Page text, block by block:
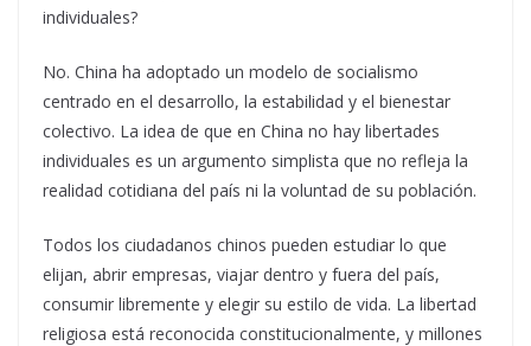
individuales?
No. China ha adoptado un modelo de socialismo
centrado en el desarrollo, la estabilidad y el bienestar
colectivo. La idea de que en China no hay libertades
individuales es un argumento simplista que no refleja la
realidad cotidiana del país ni la voluntad de su población.
Todos los ciudadanos chinos pueden estudiar lo que
elijan, abrir empresas, viajar dentro y fuera del país,
consumir libremente y elegir su estilo de vida. La libertad
religiosa está reconocida constitucionalmente, y millones